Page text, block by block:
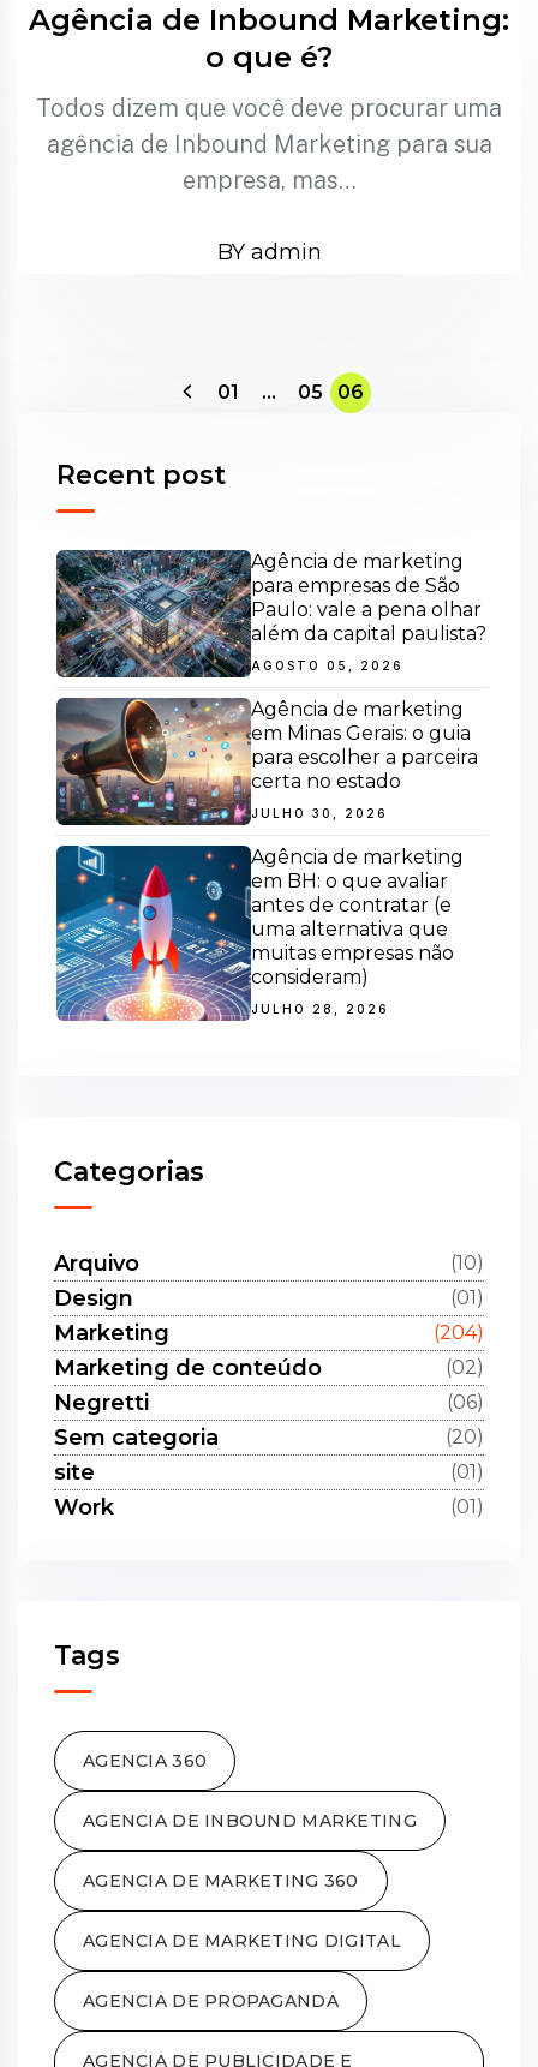
Agência de Inbound Marketing:
o que é?
Todos dizem que você deve procurar uma
agência de Inbound Marketing para sua
empresa, mas…
BY admin
01 … 05 06
Recent post
Agência de marketing
para empresas de São
Paulo: vale a pena olhar
além da capital paulista?
AGOSTO 05, 2026
Agência de marketing
em Minas Gerais: o guia
para escolher a parceira
certa no estado
JULHO 30, 2026
Agência de marketing
em BH: o que avaliar
antes de contratar (e
uma alternativa que
muitas empresas não
consideram)
JULHO 28, 2026
Categorias
Arquivo (10)
Design (01)
Marketing (204)
Marketing de conteúdo (02)
Negretti (06)
Sem categoria (20)
site (01)
Work (01)
Tags
AGENCIA 360
AGENCIA DE INBOUND MARKETING
AGENCIA DE MARKETING 360
AGENCIA DE MARKETING DIGITAL
AGENCIA DE PROPAGANDA
AGENCIA DE PUBLICIDADE E